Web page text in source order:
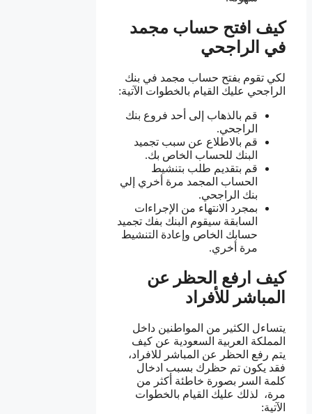
كيف افتح حساب مجمد
في الراجحي
لكي تقوم بفتح حساب مجمد في بنك
الراجحي عليك القيام بالخطوات الآتية:
قم بالذهاب إلى أحد فروع بنك
الراجحي.
قم بالاطلاع عن سبب تجميد
البنك للحساب الخاص بك.
قم بتقديم طلب بتنشيط
الحساب المجمد مرة أخري إلي
بنك الراجحي.
بمجرد الانتهاء من الإجراءات
السابقة سيقوم البنك بفك تجميد
حسابك الخاص وإعادة التنشيط
مرة أخري.
كيف ارفع الحظر عن
المباشر للأفراد
يتساءل الكثير من المواطنين داخل
المملكة العربية السعودية عن كيف
يتم رفع الحظر عن المباشر للافراد،
فقد يكون تم حظرك بسبب ادخال
كلمة السر بصورة خاطئة أكثر من
مرة، لذلك عليك القيام بالخطوات
الآتية: